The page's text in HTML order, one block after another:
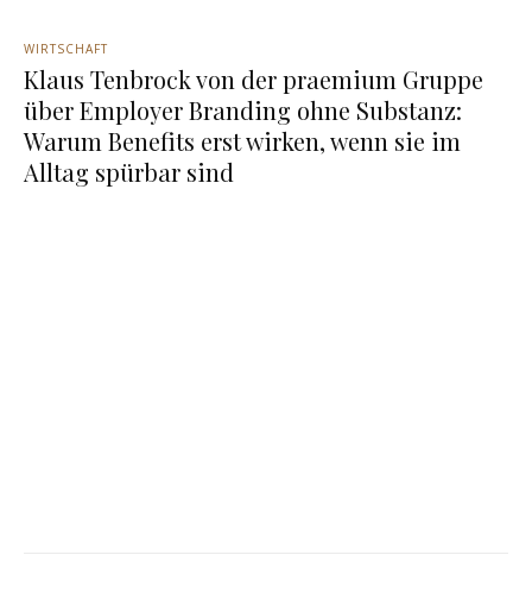
WIRTSCHAFT
Klaus Tenbrock von der praemium Gruppe
über Employer Branding ohne Substanz:
Warum Benefits erst wirken, wenn sie im
Alltag spürbar sind